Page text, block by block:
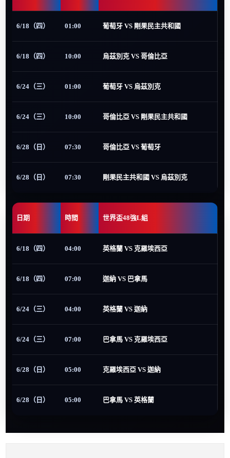
6/18（四） 01:00 葡萄牙 VS 剛果民主共和國
6/18（四） 10:00 烏茲別克 VS 哥倫比亞
6/24（三） 01:00 葡萄牙 VS 烏茲別克
6/24（三） 10:00 哥倫比亞 VS 剛果民主共和國
6/28（日） 07:30 哥倫比亞 VS 葡萄牙
6/28（日） 07:30 剛果民主共和國 VS 烏茲別克
日期 時間 世界盃48強L組
6/18（四） 04:00 英格蘭 VS 克羅埃西亞
6/18（四） 07:00 迦納 VS 巴拿馬
6/24（三） 04:00 英格蘭 VS 迦納
6/24（三） 07:00 巴拿馬 VS 克羅埃西亞
6/28（日） 05:00 克羅埃西亞 VS 迦納
6/28（日） 05:00 巴拿馬 VS 英格蘭